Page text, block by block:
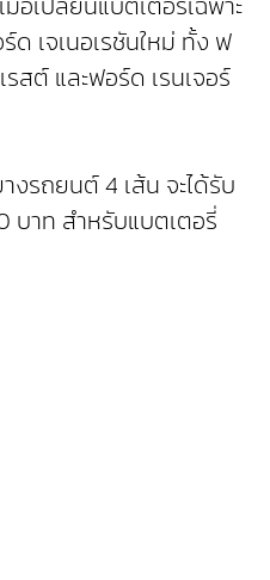
เจเนอเรชันใหม่ ทั้ง ฟ
รสต์ และฟอร์ด เรนเจอร์
งรถยนต์ 4 เส้น จะได้รับ
บาท สำหรับแบตเตอรี่